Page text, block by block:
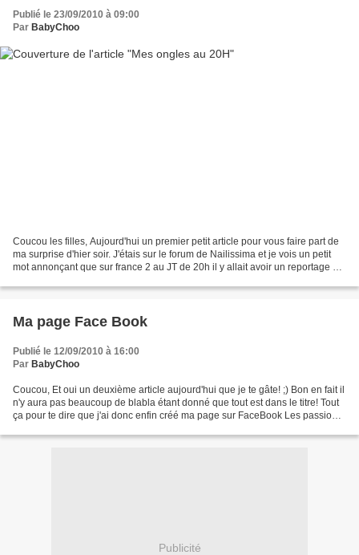
Publié le 23/09/2010 à 09:00
Par BabyChoo
Coucou les filles, Aujourd'hui un premier petit article pour vous faire part de
ma surprise d'hier soir. J'étais sur le forum de Nailissima et je vois un petit
mot annonçant que sur france 2 au JT de 20h il y allait avoir un reportage sur
Ma page Face Book
Publié le 12/09/2010 à 16:00
Par BabyChoo
Coucou, Et oui un deuxième article aujourd'hui que je te gâte! ;) Bon en fait il
n'y aura pas beaucoup de blabla étant donné que tout est dans le titre! Tout
ça pour te dire que j'ai donc enfin créé ma page sur FaceBook Les passions
Publicité